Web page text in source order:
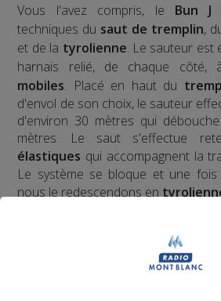
Vous l'avez compris, le Bun J
techniques du saut de tremplin,
et de la tyrolienne. Le sauteur est
harnais relié, de chaque côté,
mobiles. Placé en haut du
d'envol de son choix, le sauteur
d'environ 30 mètres qui
mètres. Le saut s'effectue
élastiques qui accompagnent la
Le système se bloque et une fois
nous le redescendons en
d'agréments, de vérifications ont
obtenir l'autorisation d'ouverture